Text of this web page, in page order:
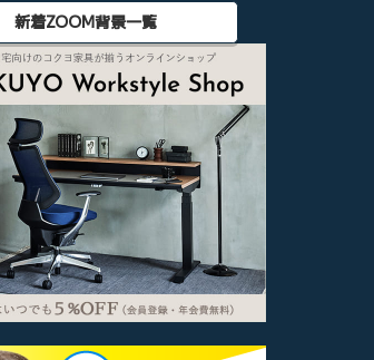
新着ZOOM背景一覧